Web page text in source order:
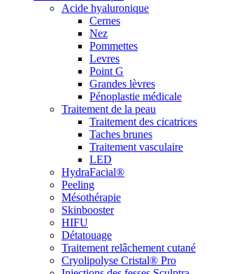
Acide hyaluronique
Cernes
Nez
Pommettes
Levres
Point G
Grandes lèvres
Pénoplastie médicale
Traitement de la peau
Traitement des cicatrices
Taches brunes
Traitement vasculaire
LED
HydraFacial®
Peeling
Mésothérapie
Skinbooster
HIFU
Détatouage
Traitement relâchement cutané
Cryolipolyse Cristal® Pro